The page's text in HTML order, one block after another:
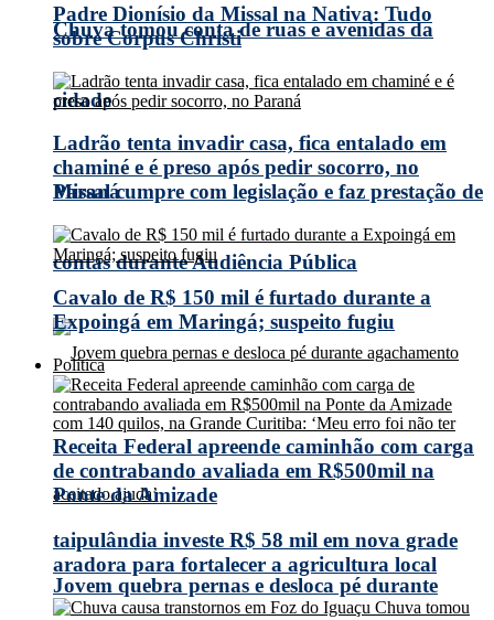
Chuva tomou conta de ruas e avenidas da
cidade
Missal cumpre com legislação e faz prestação de
contas durante Audiência Pública
Jovem quebra pernas e desloca pé durante
Padre Dionísio da Missal na Nativa: Tudo
sobre Corpus Christi
Ladrão tenta invadir casa, fica entalado em
chaminé e é preso após pedir socorro, no
Paraná
Cavalo de R$ 150 mil é furtado durante a
Expoingá em Maringá; suspeito fugiu
Política
Receita Federal apreende caminhão com carga
de contrabando avaliada em R$500mil na
Ponte da Amizade
taipulândia investe R$ 58 mil em nova grade
aradora para fortalecer a agricultura local